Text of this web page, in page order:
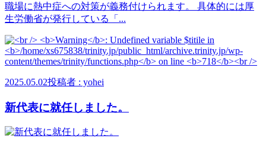
職場に熱中症への対策が義務付けられます。 具体的には厚
生労働省が発行している「...
2025.05.02投稿者 : yohei
新代表に就任しました。